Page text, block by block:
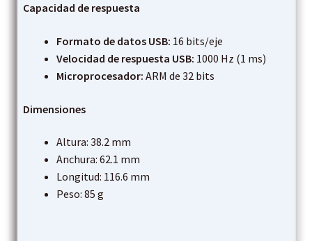
Capacidad de respuesta
Formato de datos USB: 16 bits/eje
Velocidad de respuesta USB: 1000 Hz (1 ms)
Microprocesador: ARM de 32 bits
Dimensiones
Altura: 38.2 mm
Anchura: 62.1 mm
Longitud: 116.6 mm
Peso: 85 g